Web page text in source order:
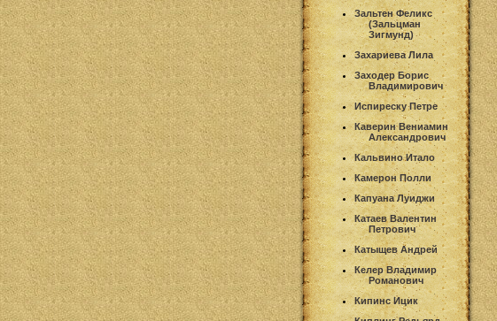
Зальтен Феликс
(Зальцман
Зигмунд)
Захариева Лила
Заходер Борис
Владимирович
Испиреску Петре
Каверин Вениамин
Александрович
Кальвино Итало
Камерон Полли
Капуана Луиджи
Катаев Валентин
Петрович
Катыщев Андрей
Келер Владимир
Романович
Кипинс Ицик